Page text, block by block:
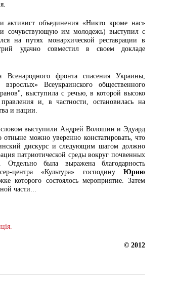
активист объединения «Никто кроме нас»
и сочувствующую им молодежь) выступил с
на путях монархической реставрации в
удачно совместил в своем докладе
Всенародного фронта спасения Украины,
Всеукраинского общественного
выступила с речью, в которой высоко
и, в частности, остановилась на
и нации.
выступили Андрей Волошин и Эдуард
можно уверенно констатировать, что
дискурс и следующим шагом должно
патриотической среды вокруг почвенных
Отдельно была выражена благодарность
центра «Культура» господину Юрию
которого состоялось мероприятие. Затем
части...
© 2012